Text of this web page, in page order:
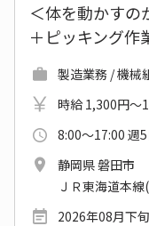
＜体を動かすの
＋ピッキング作
製造業務 / 機械
時給 1,300円～
8:00～17:00 週
静岡県 磐田市
ＪＲ東海道本
2026年08月下